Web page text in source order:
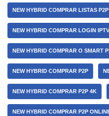
NEW HYBRID COMPRAR LISTAS
NEW HYBRID COMPRAR LOGIN IPTV
NEW HYBRID COMPRAR O SMART
NEW HYBRID COMPRAR P2P
NEW HYBRID COMPRAR P2P 4K
NEW HYBRID COMPRAR P2P